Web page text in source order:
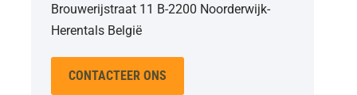
Brouwerijstraat 11 B-2200 Noorderwijk-
Herentals België
CONTACTEER ONS